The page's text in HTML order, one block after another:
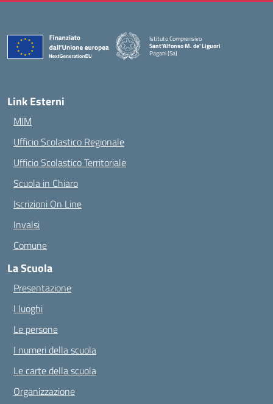
Istituto Comprensivo
Sant'Alfonso M. de' Liguori
Pagani (Sa)
— Visita la pagina iniziale della scuola
Link Esterni
MIM
Ufficio Scolastico Regionale
Ufficio Scolastico Territoriale
Scuola in Chiaro
Iscrizioni On Line
Invalsi
Comune
La Scuola
Presentazione
I luoghi
Le persone
I numeri della scuola
Le carte della scuola
Organizzazione